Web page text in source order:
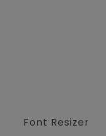
Font Resizer